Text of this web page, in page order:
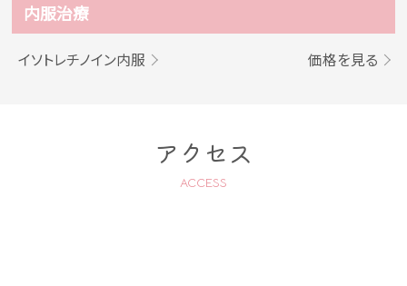
内服治療
イソトレチノイン内服 価格を見る
アクセス
ACCESS